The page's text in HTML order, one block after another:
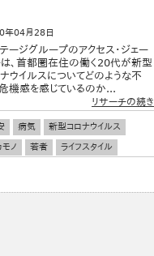
年04月28日
ージグループのアクセス・ジェー
は、首都圏在住の働く20代が新型
ウイルスについてどのような不
機感を感じているのか...
リサーチの続き
病気
新型コロナウイルス
モノ
若者 ライフスタイル